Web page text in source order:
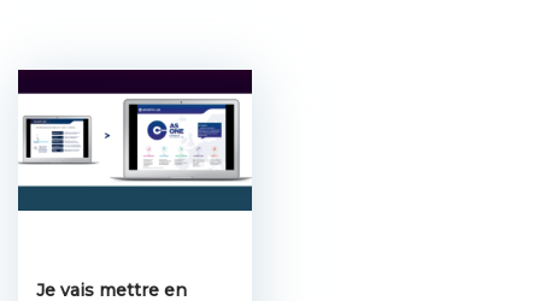
Je vais mettre en